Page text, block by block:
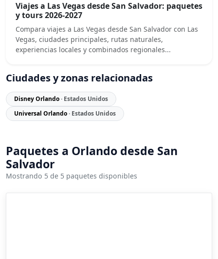
Viajes a Las Vegas desde San Salvador: paquetes
y tours 2026-2027
Compara viajes a Las Vegas desde San Salvador con Las
Vegas, ciudades principales, rutas naturales,
experiencias locales y combinados regionales...
Ciudades y zonas relacionadas
Disney Orlando· Estados Unidos
Universal Orlando· Estados Unidos
Paquetes a Orlando desde San
Salvador
Mostrando 5 de 5 paquetes disponibles